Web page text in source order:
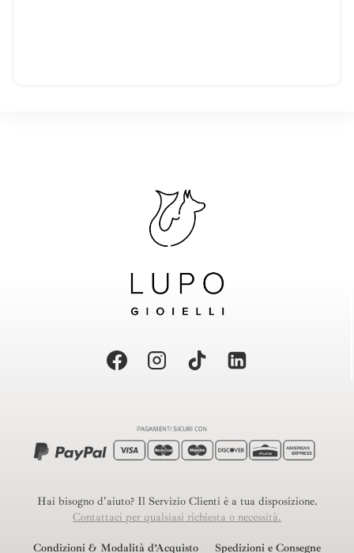
Hai bisogno d'aiuto? Il Servizio Clienti è a tua disposizione.
Contattaci per qualsiasi richiesta o necessità.
Condizioni & Modalità d’Acquisto Spedizioni e Consegne